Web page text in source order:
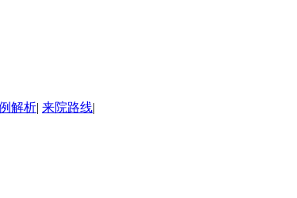
解析| 来院路线|